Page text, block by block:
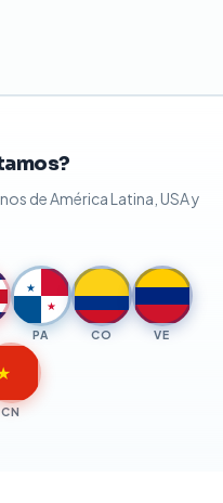
de América Latina, USA y
★
★
PA CO VE
CN